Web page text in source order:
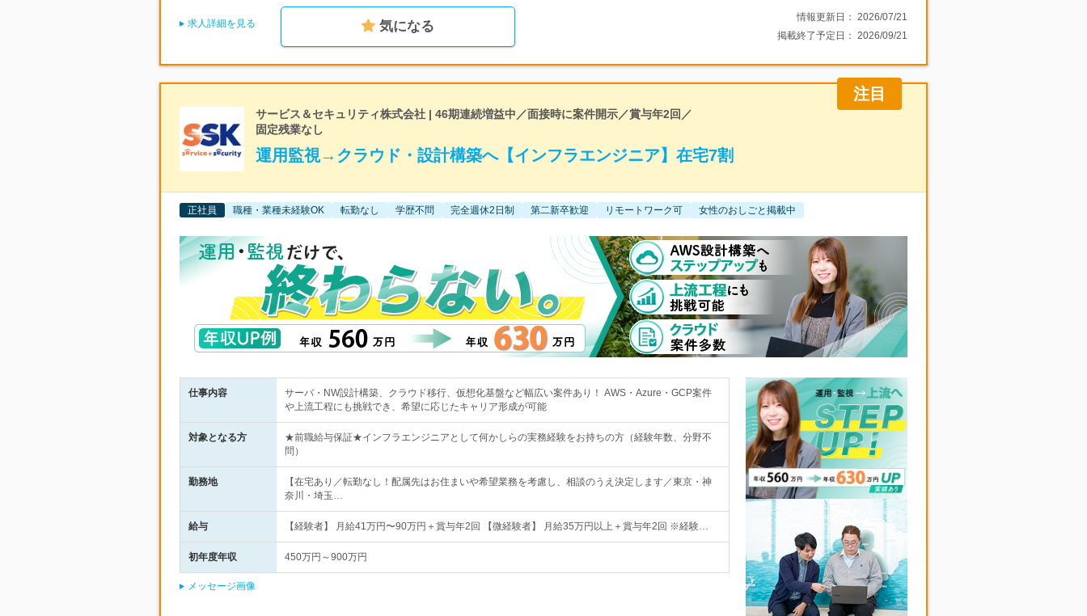
求人詳細を見る 気になる
情報更新日： 2026/07/21
掲載終了予定日： 2026/09/21
注目
サービス＆セキュリティ株式会社 | 46期連続増益中／面接時に案件開示／賞与年2回／
固定残業なし
運用監視→クラウド・設計構築へ【インフラエンジニア】在宅7割
正社員 職種・業種未経験OK 転勤なし 学歴不問 完全週休2日制 第二新卒歓迎 リモートワーク可 女性のおしごと掲載中
仕事内容
サーバ・NW設計構築、クラウド移行、仮想化基盤など幅広い案件あり！ AWS・Azure・GCP案件
や上流工程にも挑戦でき、希望に応じたキャリア形成が可能
対象となる方
★前職給与保証★インフラエンジニアとして何かしらの実務経験をお持ちの方（経験年数、分野不
問）
勤務地
【在宅あり／転勤なし！配属先はお住まいや希望業務を考慮し、相談のうえ決定します／東京・神
奈川・埼玉…
給与 【経験者】 月給41万円〜90万円＋賞与年2回 【微経験者】 月給35万円以上＋賞与年2回 ※経験…
初年度年収 450万円～900万円
メッセージ画像